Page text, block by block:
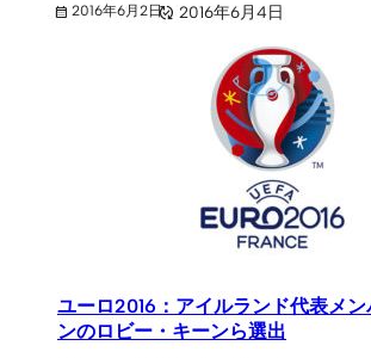
2016年6月2日 2016年6月4日
ユーロ2016：アイルランド代表メン
ンのロビー・キーンら選出